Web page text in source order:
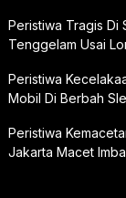
Peristiwa Tragis Di
Tenggelam Usai
Peristiwa
Mobil Di Berbah
Peristiwa
Jakarta Macet